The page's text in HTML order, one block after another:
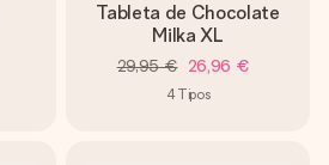
Tableta de Chocolate
Milka XL
29,95 € 26,96 €
4Tipos